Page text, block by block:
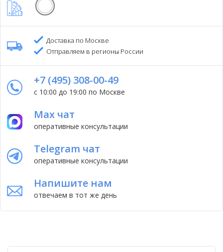
Доставка по Москве
Отправляем в регионы России
+7 (495) 308-00-49
с 10:00 до 19:00 по Москве
Max чат
оперативные консультации
Telegram чат
оперативные консультации
Напишите нам
отвечаем в тот же день